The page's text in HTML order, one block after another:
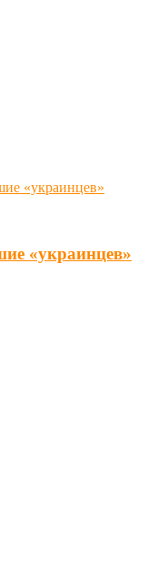
«украинцев»